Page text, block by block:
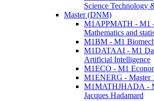
Science Technology
Master (DNM)
M1APPMATH - M1
Mathematics and
M1BM - M1
M1DATAAI - M1
Artificial Intelligence
M1ECO - M1
M1ENERG - Master
M1MATHJHADA -
Jacques Hadamard